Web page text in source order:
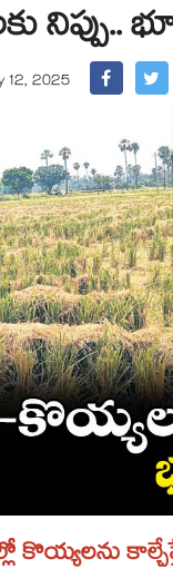
నిప్పు..
12, 2025
కొయ్యలను